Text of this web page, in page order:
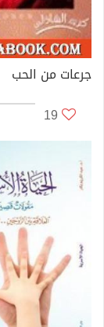
جرعات من الحب
19